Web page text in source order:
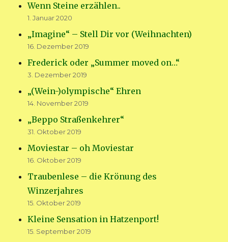
Wenn Steine erzählen..
1. Januar 2020
„Imagine“ – Stell Dir vor (Weihnachten)
16. Dezember 2019
Frederick oder „Summer moved on…“
3. Dezember 2019
„(Wein-)olympische“ Ehren
14. November 2019
„Beppo Straßenkehrer“
31. Oktober 2019
Moviestar – oh Moviestar
16. Oktober 2019
Traubenlese – die Krönung des
Winzerjahres
15. Oktober 2019
Kleine Sensation in Hatzenport!
15. September 2019